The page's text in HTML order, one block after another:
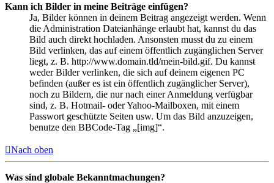
Kann ich Bilder in meine Beiträge einfügen?
Ja, Bilder können in deinem Beitrag angezeigt werden. Wenn
die Administration Dateianhänge erlaubt hat, kannst du das
Bild auch direkt hochladen. Ansonsten musst du zu einem
Bild verlinken, das auf einem öffentlich zugänglichen Server
liegt, z. B. http://www.domain.tld/mein-bild.gif. Du kannst
weder Bilder verlinken, die sich auf deinem eigenen PC
befinden (außer es ist ein öffentlich zugänglicher Server),
noch zu Bildern, die nur nach einer Anmeldung verfügbar
sind, z. B. Hotmail- oder Yahoo-Mailboxen, mit einem
Passwort geschützte Seiten usw. Um das Bild anzuzeigen,
benutze den BBCode-Tag „[img]“.
Nach oben
Was sind globale Bekanntmachungen?